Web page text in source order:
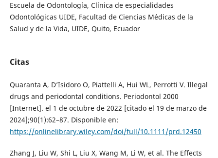
Escuela de Odontología, Clínica de especialidades
Odontológicas UIDE, Facultad de Ciencias Médicas de la
Salud y de la Vida, UIDE, Quito, Ecuador
Citas
Quaranta A, D’Isidoro O, Piattelli A, Hui WL, Perrotti V. Illegal
drugs and periodontal conditions. Periodontol 2000
[Internet]. el 1 de octubre de 2022 [citado el 19 de marzo de
2024];90(1):62–87. Disponible en:
https://onlinelibrary.wiley.com/doi/full/10.1111/prd.12450
Zhang J, Liu W, Shi L, Liu X, Wang M, Li W, et al. The Effects